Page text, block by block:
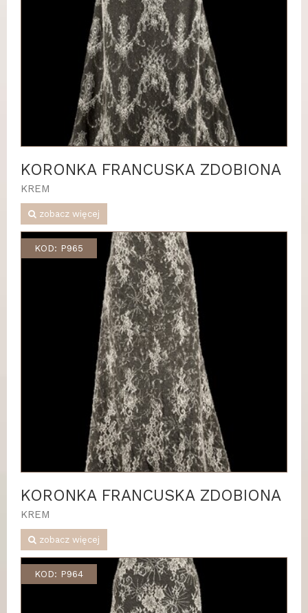
KORONKA FRANCUSKA ZDOBIONA
KREM
zobacz więcej
KOD: P965
KORONKA FRANCUSKA ZDOBIONA
KREM
zobacz więcej
KOD: P964